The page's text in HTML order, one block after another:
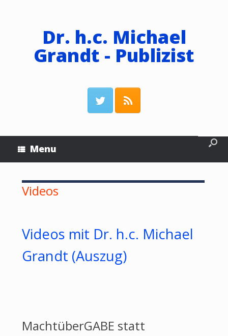
Dr. h.c. Michael
Grandt - Publizist
Menu
Videos
Videos mit Dr. h.c. Michael
Grandt (Auszug)
MachtüberGABE statt